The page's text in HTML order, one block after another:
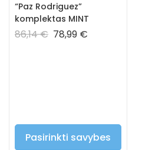
“Paz Rodriguez”
komplektas MINT
86,14€ 78,99 €
Pasirinkti savybes